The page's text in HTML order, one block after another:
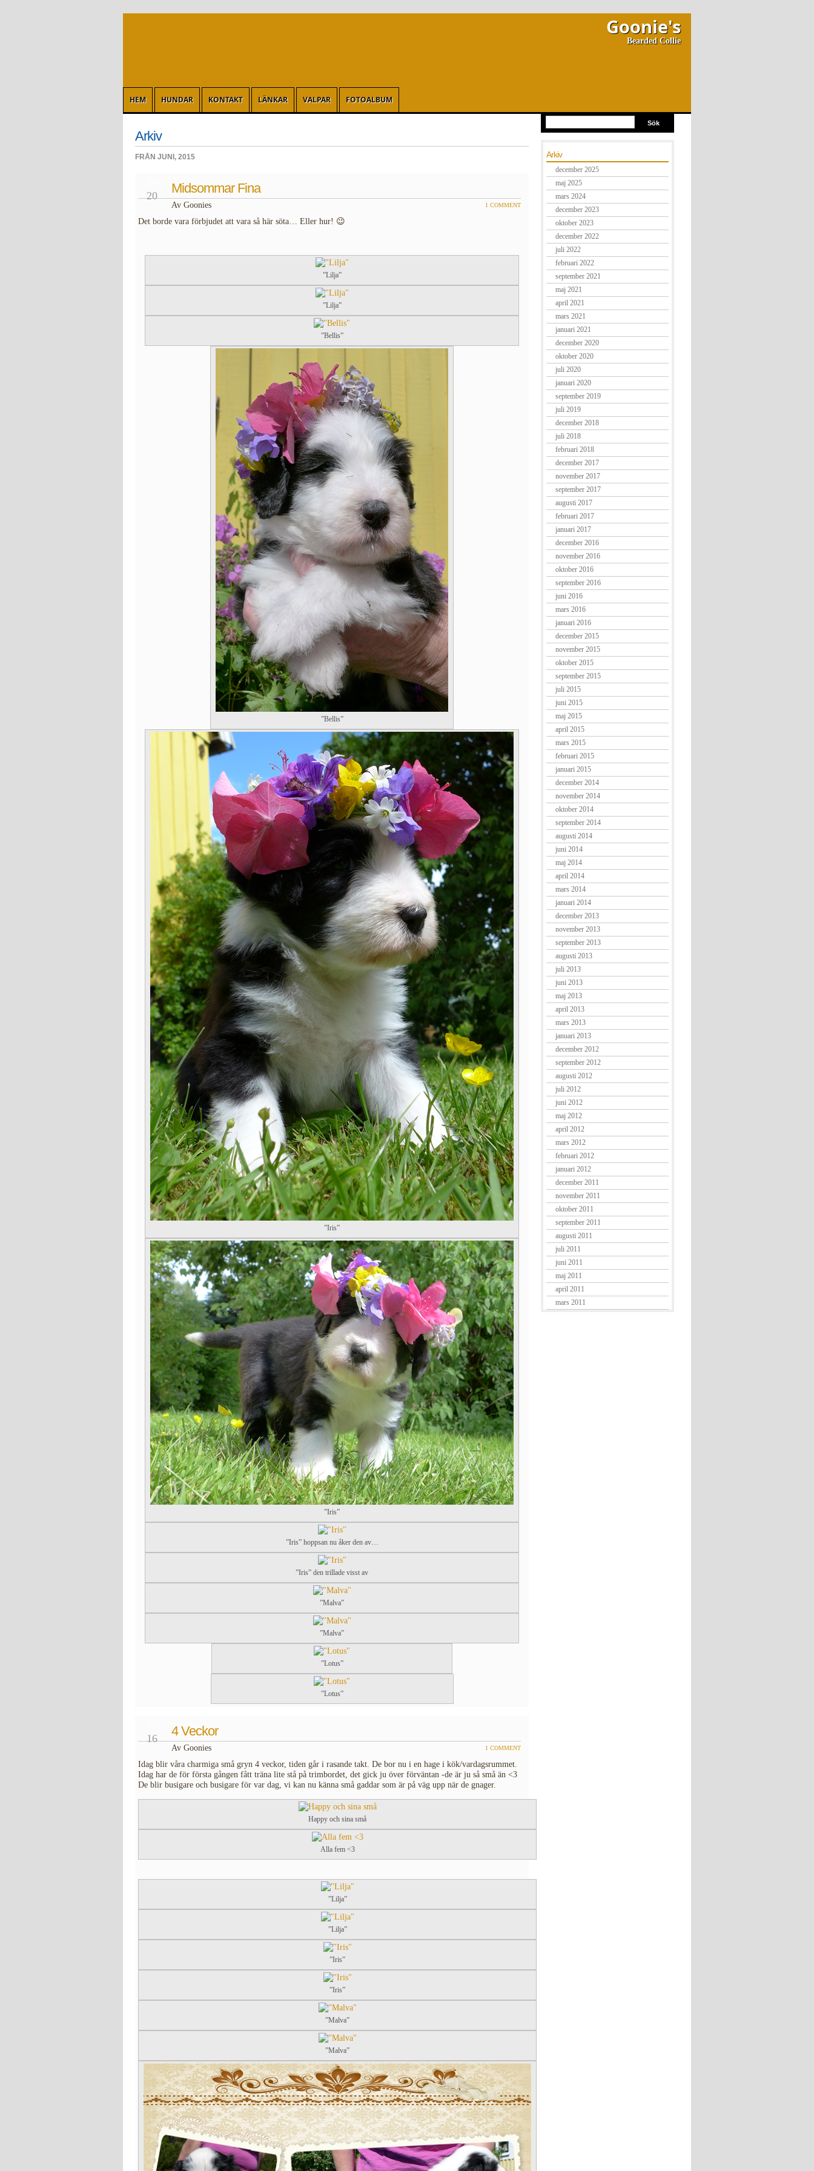
Goonie's
Bearded Collie
HEM HUNDAR KONTAKT LÄNKAR VALPAR FOTOALBUM
Arkiv
FRÅN JUNI, 2015
20 Midsommar Fina
Av Goonies 1 COMMENT
Det borde vara förbjudet att vara så här söta… Eller hur! 😉
”Lilja”
”Lilja”
”Bellis”
”Bellis”
”Iris”
”Iris”
”Iris” hoppsan nu åker den av…
”Iris” den trillade visst av
”Malva”
”Malva”
”Lotus”
”Lotus”
16 4 Veckor
Av Goonies 1 COMMENT
Idag blir våra charmiga små gryn 4 veckor, tiden går i rasande takt. De bor nu i en hage i kök/vardagsrummet.
Idag har de för första gången fått träna lite stå på trimbordet, det gick ju över förväntan -de är ju så små än <3
De blir busigare och busigare för var dag, vi kan nu känna små gaddar som är på väg upp när de gnager.
Happy och sina små
Alla fem <3
”Lilja”
”Lilja”
”Iris”
”Iris”
”Malva”
”Malva”
Arkiv
december 2025
maj 2025
mars 2024
december 2023
oktober 2023
december 2022
juli 2022
februari 2022
september 2021
maj 2021
april 2021
mars 2021
januari 2021
december 2020
oktober 2020
juli 2020
januari 2020
september 2019
juli 2019
december 2018
juli 2018
februari 2018
december 2017
november 2017
september 2017
augusti 2017
februari 2017
januari 2017
december 2016
november 2016
oktober 2016
september 2016
juni 2016
mars 2016
januari 2016
december 2015
november 2015
oktober 2015
september 2015
juli 2015
juni 2015
maj 2015
april 2015
mars 2015
februari 2015
januari 2015
december 2014
november 2014
oktober 2014
september 2014
augusti 2014
juni 2014
maj 2014
april 2014
mars 2014
januari 2014
december 2013
november 2013
september 2013
augusti 2013
juli 2013
juni 2013
maj 2013
april 2013
mars 2013
januari 2013
december 2012
september 2012
augusti 2012
juli 2012
juni 2012
maj 2012
april 2012
mars 2012
februari 2012
januari 2012
december 2011
november 2011
oktober 2011
september 2011
augusti 2011
juli 2011
juni 2011
maj 2011
april 2011
mars 2011